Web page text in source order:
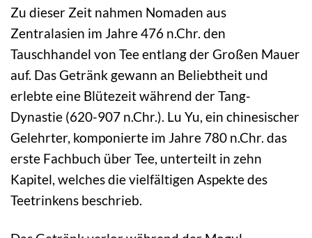
Zu dieser Zeit nahmen Nomaden aus
Zentralasien im Jahre 476 n.Chr. den
Tauschhandel von Tee entlang der Großen Mauer
auf. Das Getränk gewann an Beliebtheit und
erlebte eine Blütezeit während der Tang-
Dynastie (620-907 n.Chr.). Lu Yu, ein chinesischer
Gelehrter, komponierte im Jahre 780 n.Chr. das
erste Fachbuch über Tee, unterteilt in zehn
Kapitel, welches die vielfältigen Aspekte des
Teetrinkens beschrieb.